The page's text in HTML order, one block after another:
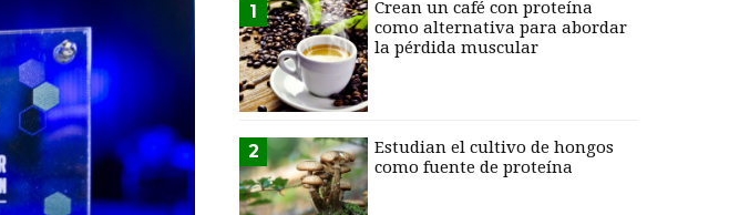
1
Crean un café con proteína
como alternativa para abordar
la pérdida muscular
2
Estudian el cultivo de hongos
como fuente de proteína